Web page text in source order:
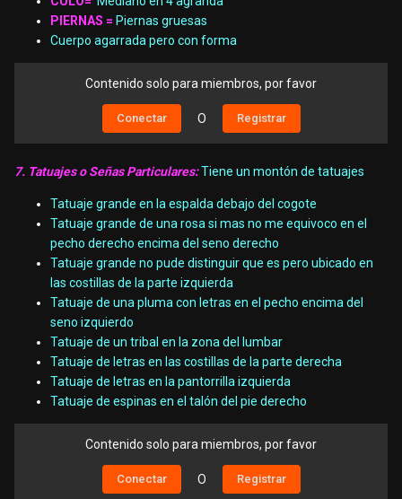
PIERNAS = Piernas gruesas
Cuerpo agarrada pero con forma
Contenido solo para miembros, por favor
Conectar O Registrar
7. Tatuajes o Señas Particulares:Tiene un montón de tatuajes
Tatuaje grande en la espalda debajo del cogote
Tatuaje grande de una rosa si mas no me equivoco en el
pecho derecho encima del seno derecho
Tatuaje grande no pude distinguir que es pero ubicado en
las costillas de la parte izquierda
Tatuaje de una pluma con letras en el pecho encima del
seno izquierdo
Tatuaje de un tribal en la zona del lumbar
Tatuaje de letras en las costillas de la parte derecha
Tatuaje de letras en la pantorrilla izquierda
Tatuaje de espinas en el talón del pie derecho
Contenido solo para miembros, por favor
Conectar O Registrar